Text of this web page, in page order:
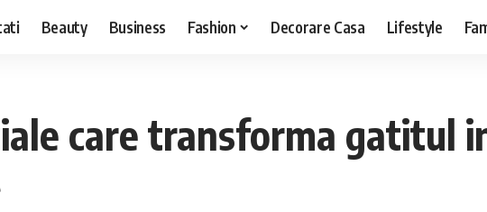
Beauty Business Fashion Decorare Casa Lifestyle
care transforma gatitul